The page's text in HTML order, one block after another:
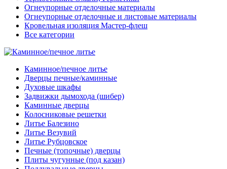
Огнеупорные отделочные материалы
Огнеупорные отделочные и листовые материалы
Кровельная изоляция Мастер-флеш
Все категории
Каминное/печное литье
Дверцы печные/каминные
Духовые шкафы
Задвижки дымохода (шибер)
Каминные дверцы
Колосниковые решетки
Литье Балезино
Литье Везувий
Литье Рубцовское
Печные (топочные) дверцы
Плиты чугунные (под казан)